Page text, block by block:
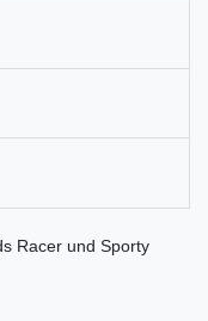
Racer und Sporty